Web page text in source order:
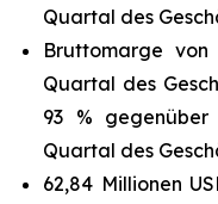
Quartal des
Bruttomarge von
Quartal des
93 % gegenüber
Quartal des
62,84 Millionen